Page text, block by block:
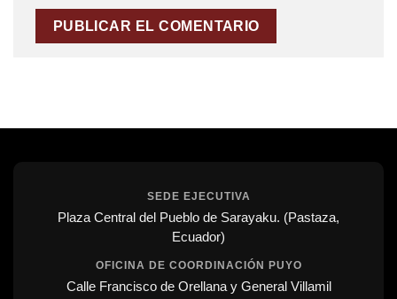
SEDE EJECUTIVA
Plaza Central del Pueblo de Sarayaku. (Pastaza,
Ecuador)
OFICINA DE COORDINACIÓN PUYO
Calle Francisco de Orellana y General Villamil